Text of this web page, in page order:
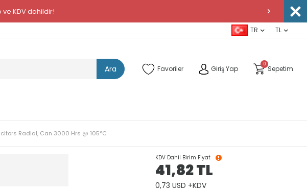
ve KDV dahildir!
TR TL
Ara Favoriler Giriş Yap
0
Sepetim
Radial, Can 3000 Hrs @ 105°C
KDV Dahil Birim Fiyat
41,82TL
0,73 USD +KDV